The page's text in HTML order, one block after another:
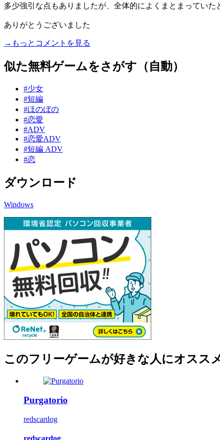
多少強引な点もありましたが、全体的によくまとまっていた
ありがとうございました
→もっとコメントを見る
似た無料ゲームをさがす（自動）
#少女
#短編
#ほのぼの
#恋愛
#ADV
#恋愛ADV
#短編 ADV
#恋
ダウンロード
Windows
このフリーゲームが好きな人にオスス
Purgatorio
redscardog
redscardog